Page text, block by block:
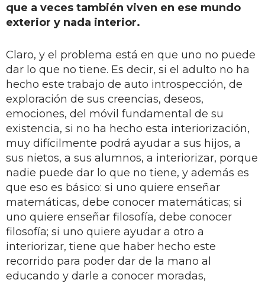
que a veces también viven en ese mundo
exterior y nada interior.
Claro, y el problema está en que uno no puede
dar lo que no tiene. Es decir, si el adulto no ha
hecho este trabajo de auto introspección, de
exploración de sus creencias, deseos,
emociones, del móvil fundamental de su
existencia, si no ha hecho esta interiorización,
muy difícilmente podrá ayudar a sus hijos, a
sus nietos, a sus alumnos, a interiorizar, porque
nadie puede dar lo que no tiene, y además es
que eso es básico: si uno quiere enseñar
matemáticas, debe conocer matemáticas; si
uno quiere enseñar filosofía, debe conocer
filosofía; si uno quiere ayudar a otro a
interiorizar, tiene que haber hecho este
recorrido para poder dar de la mano al
educando y darle a conocer moradas,